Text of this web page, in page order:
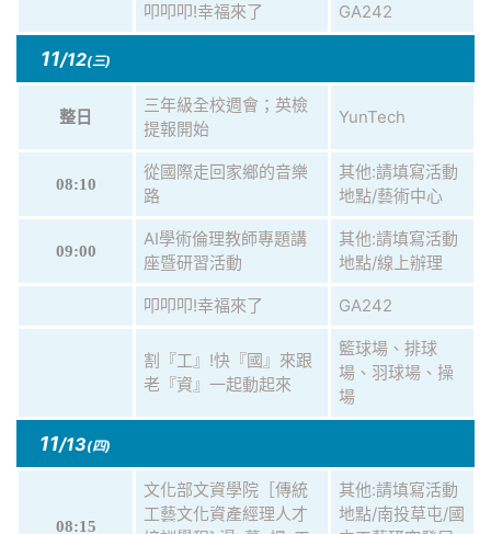
叩叩叩!幸福來了 GA242
11/12(三)
整日
三年級全校週會；英檢
提報開始
YunTech
08:10
從國際走回家鄉的音樂
路
其他:請填寫活動
地點/藝術中心
09:00
AI學術倫理教師專題講
座暨研習活動
其他:請填寫活動
地點/線上辦理
叩叩叩!幸福來了 GA242
割『工』!快『國』來跟
老『資』一起動起來
籃球場、排球
場、羽球場、操
場
11/13(四)
08:15
文化部文資學院［傳統
工藝文化資產經理人才
其他:請填寫活動
地點/南投草屯/國